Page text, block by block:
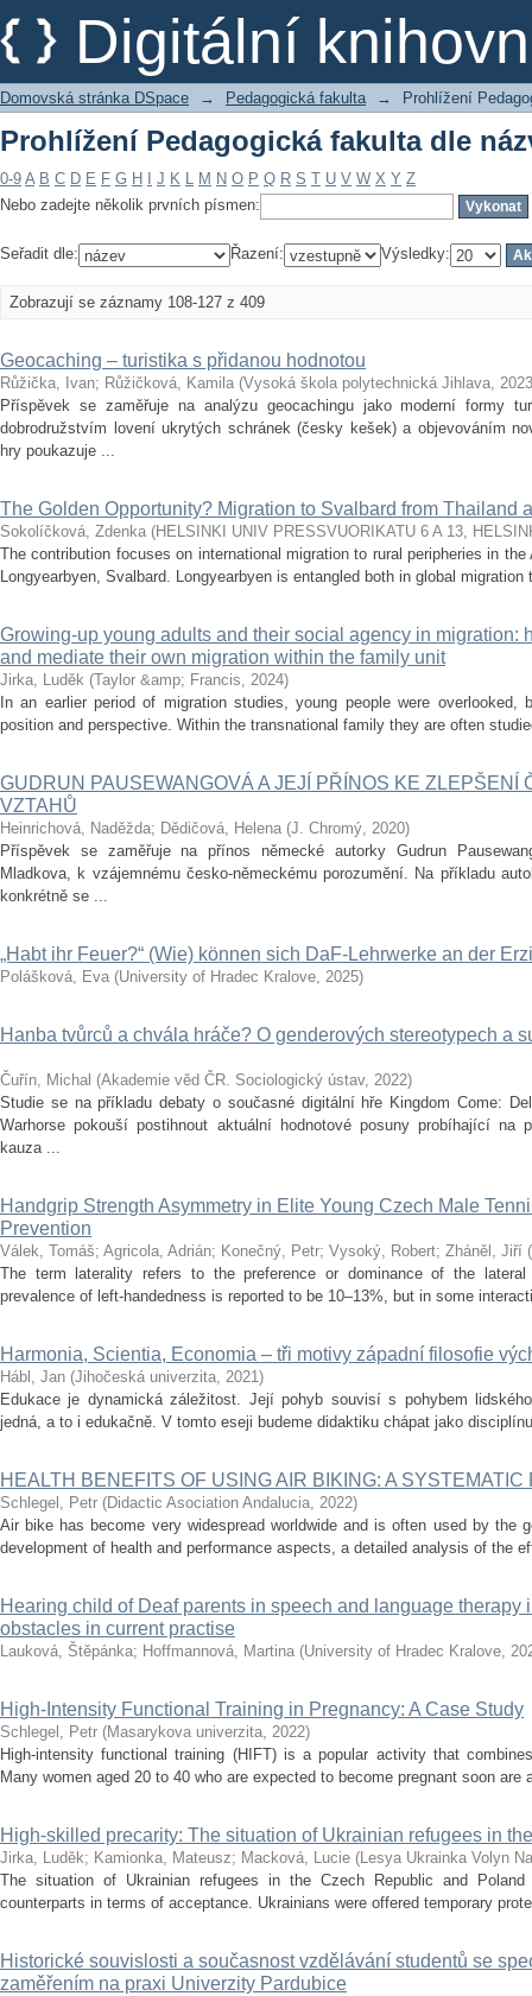
Digitální
Prohlížení Pedagogická fakulta dle
Domovská stránka DSpace → Pedagogická fakulta → Prohlížení
Prohlížení Pedagogická fakulta dle
0-9 A B C D E F G H J K L M N O P Q R S T U V W X Y Z
Nebo zadejte několik prvních písmen:
Seřadit dle: Řazení: Výsledky:
Zobrazují se záznamy 108-127 z 409
Geocaching – turistika s přidanou hodnotou
Růžička, Ivan; Růžičková, Kamila (Vysoká škola polytechnická Jihlava, 2023
Příspěvek se zaměřuje na analýzu geocachingu jako moderní formy
dobrodružstvím lovení ukrytých schránek (česky kešek) a objevováním
hry poukazuje ...
The Golden Opportunity? Migration to Svalbard from Thailand
Sokolíčková, Zdenka (HELSINKI UNIV PRESSVUORIKATU 6 A 13,
The contribution focuses on international migration to rural peripheries in
Longyearbyen, Svalbard. Longyearbyen is entangled both in global migration
Growing-up young adults and their social agency in migration:
and mediate their own migration within the family unit
Jirka, Luděk (Taylor &amp; Francis, 2024)
In an earlier period of migration studies, young people were
position and perspective. Within the transnational family they are often
GUDRUN PAUSEWANGOVÁ A JEJÍ PŘÍNOS KE ZLEPŠENÍ
VZTAHŮ
Heinrichová, Naděžda; Dědičová, Helena (J. Chromý, 2020)
Příspěvek se zaměřuje na přínos německé autorky Gudrun
Mladkova, k vzájemnému česko-německému porozumění. Na příkladu
konkrétně se ...
„Habt ihr Feuer?“ (Wie) können sich DaF-Lehrwerke an der
Polášková, Eva (University of Hradec Kralove, 2025)
Hanba tvůrců a chvála hráče? O genderových stereotypech a
Čuřín, Michal (Akademie věd ČR. Sociologický ústav, 2022)
Studie se na příkladu debaty o současné digitální hře Kingdom Come:
Warhorse pokouší postihnout aktuální hodnotové posuny probíhající na
kauza ...
Handgrip Strength Asymmetry in Elite Young Czech Male
Prevention
Válek, Tomáš; Agricola, Adrián; Konečný, Petr; Vysoký, Robert; Zháněl, Jiří (
The term laterality refers to the preference or dominance of the
prevalence of left-handedness is reported to be 10–13%, but in some
Harmonia, Scientia, Economia – tři motivy západní filosofie
Hábl, Jan (Jihočeská univerzita, 2021)
Edukace je dynamická záležitost. Její pohyb souvisí s pohybem
jedná, a to i edukačně. V tomto eseji budeme didaktiku chápat jako
HEALTH BENEFITS OF USING AIR BIKING: A SYSTEMATIC
Schlegel, Petr (Didactic Asociation Andalucia, 2022)
Air bike has become very widespread worldwide and is often used by the
development of health and performance aspects, a detailed analysis of the
Hearing child of Deaf parents in speech and language therapy
obstacles in current practise
Lauková, Štěpánka; Hoffmannová, Martina (University of Hradec Kralove,
High-Intensity Functional Training in Pregnancy: A Case Study
Schlegel, Petr (Masarykova univerzita, 2022)
High-intensity functional training (HIFT) is a popular activity that
Many women aged 20 to 40 who are expected to become pregnant soon
High-skilled precarity: The situation of Ukrainian refugees in
Jirka, Luděk; Kamionka, Mateusz; Macková, Lucie (Lesya Ukrainka Volyn
The situation of Ukrainian refugees in the Czech Republic and
counterparts in terms of acceptance. Ukrainians were offered temporary
Historické souvislosti a současnost vzdělávání studentů se
zaměřením na praxi Univerzity Pardubice